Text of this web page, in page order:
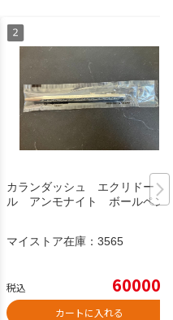
カランダッシュ エクリドー
ル アンモナイト ボールペン
マイストア在庫： 3565
税込 60000
カートに入れる